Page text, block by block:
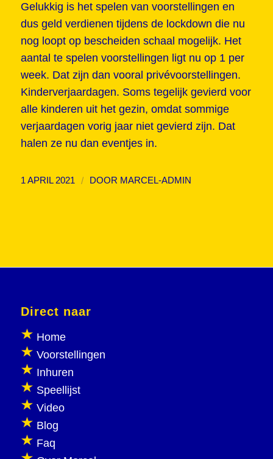
Gelukkig is het spelen van voorstellingen en
dus geld verdienen tijdens de lockdown die nu
nog loopt op bescheiden schaal mogelijk. Het
aantal te spelen voorstellingen ligt nu op 1 per
week. Dat zijn dan vooral privévoorstellingen.
Kinderverjaardagen. Soms tegelijk gevierd voor
alle kinderen uit het gezin, omdat sommige
verjaardagen vorig jaar niet gevierd zijn. Dat
halen ze nu dan eventjes in.
1 APRIL 2021 / DOOR MARCEL-ADMIN
Direct naar
Home
Voorstellingen
Inhuren
Speellijst
Video
Blog
Faq